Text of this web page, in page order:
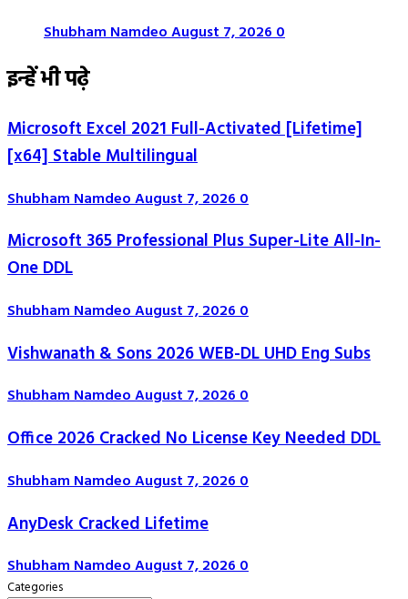
Shubham NamdeoAugust 7, 20260
इन्हें भी पढ़े
Microsoft Excel 2021 Full-Activated [Lifetime]
[x64] Stable Multilingual
Shubham NamdeoAugust 7, 20260
Microsoft 365 Professional Plus Super-Lite All-In-
One DDL
Shubham NamdeoAugust 7, 20260
Vishwanath & Sons 2026 WEB-DL UHD Eng Subs
Shubham NamdeoAugust 7, 20260
Office 2026 Cracked No License Key Needed DDL
Shubham NamdeoAugust 7, 20260
AnyDesk Cracked Lifetime
Shubham NamdeoAugust 7, 20260
Categories